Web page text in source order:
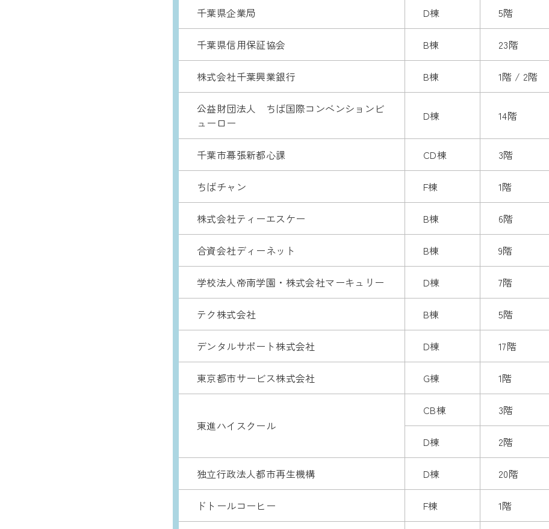
千葉県企業局 D棟 5階
千葉県信用保証協会 B棟 23階
株式会社千葉興業銀行 B棟 1階 / 2階
公益財団法人 ちば国際コンベンションビ
ューロー
D棟 14階
千葉市幕張新都心課 CD棟 3階
ちばチャン F棟 1階
株式会社ティーエスケー B棟 6階
合資会社ディーネット B棟 9階
学校法人帝南学園・株式会社マーキュリー D棟 7階
テク株式会社 B棟 5階
デンタルサポート株式会社 D棟 17階
東京都市サービス株式会社 G棟 1階
東進ハイスクール
CB棟 3階
D棟 2階
独立行政法人都市再生機構 D棟 20階
ドトールコーヒー F棟 1階